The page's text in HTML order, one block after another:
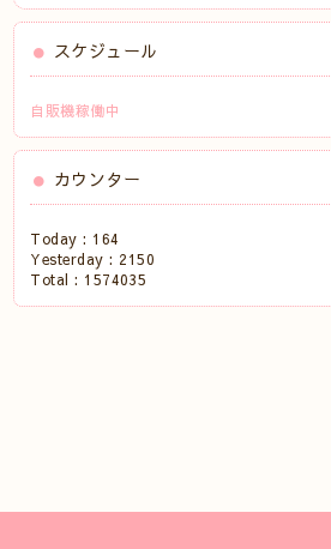
スケジュール
自販機稼働中
カウンター
Today : 164
Yesterday : 2150
Total : 1574035